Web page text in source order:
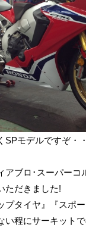
SPモデルですぞ・
アブロ･スーパーコ
ただきました!
プタイヤ』『スポ
い程にサーキット